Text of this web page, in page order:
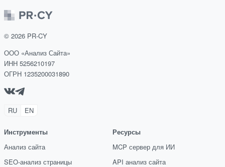
© 2026 PR-CY
ООО «Анализ Сайта»
ИНН 5256210197
ОГРН 1235200031890
RU EN
Инструменты
Анализ сайта
SEO-анализ страницы
Ресурсы
MCP сервер для ИИ
API анализ сайта